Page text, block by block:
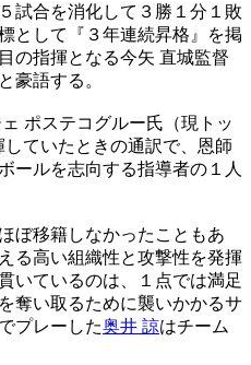
試合を消化して３勝１分１敗
として『３年連続昇格』を掲
の指揮となる今矢 直城監督
豪語する。
ポステコグルー氏（現トッ
ていたときの通訳で、恩師
ールを志向する指導者の１人
ぼ移籍しなかったこともあ
る高い組織性と攻撃性を発揮
いているのは、１点では満足
奪い取るために襲いかかるサ
プレーした奥井 諒はチーム